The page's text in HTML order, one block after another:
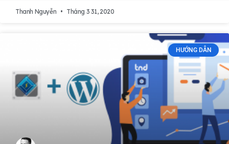
Thanh Nguyễn Tháng 3 31, 2020
HƯỚNG DẪN